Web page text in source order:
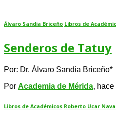
Álvaro Sandia Briceño Libros de
Senderos de Tatuy
Por: Dr. Álvaro Sandia Briceño*
Por Academia de Mérida, hace
Libros de Académicos Roberto Ucar